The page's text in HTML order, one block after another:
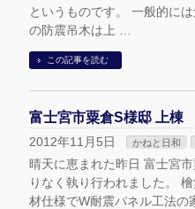
というものです。 一般的に
の防震吊木は上 …
この記事を読む
富士宮市粟倉S様邸 上棟
2012年11月5日 かねと日和
晴天に恵まれた昨日 富士宮
りなく執り行われました。
材仕様でW耐震パネル工法の